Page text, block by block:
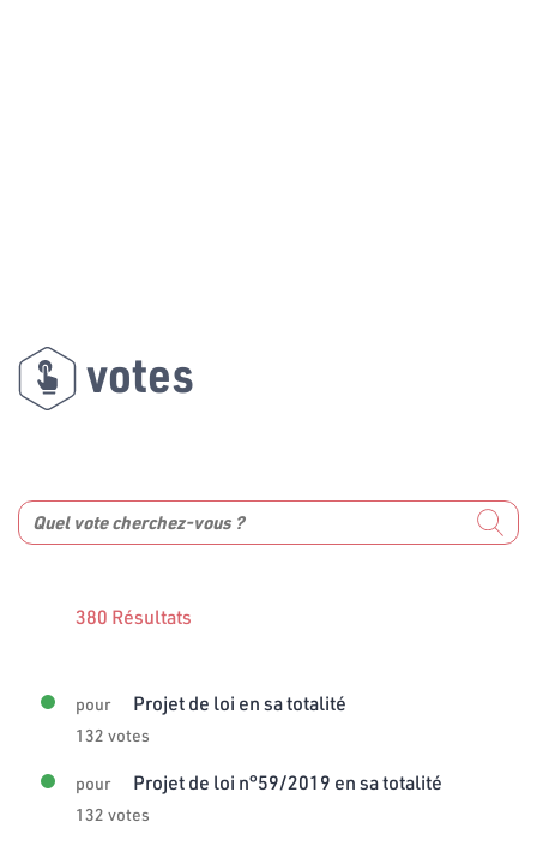
votes
380 Résultats
pour Projet de loi en sa totalité
132 votes
pour Projet de loi n°59/2019 en sa totalité
132 votes